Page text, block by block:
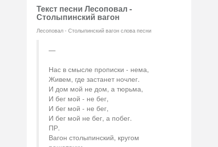
Текст песни Лесоповал -
Столыпинский вагон
Лесоповал - Столыпинский вагон слова песни
Нас в смысле прописки - нема,
Живем, где застанет ночлег.
И дом мой не дом, а тюрьма,
И бег мой - не бег,
И бег мой - не бег,
И бег мой не бег, а побег.
ПР.
Вагон столыпинский, кругом